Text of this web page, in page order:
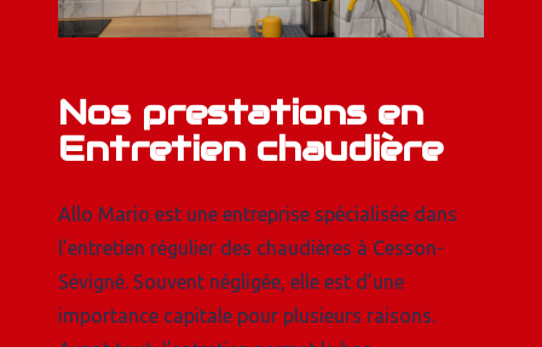
Nos prestations en
Entretien chaudière
Allo Mario est une entreprise spécialisée dans
l’entretien régulier des chaudières à Cesson-
Sévigné. Souvent négligée, elle est d’une
importance capitale pour plusieurs raisons.